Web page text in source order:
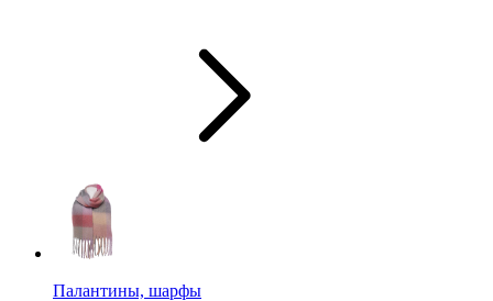
Палантины, шарфы